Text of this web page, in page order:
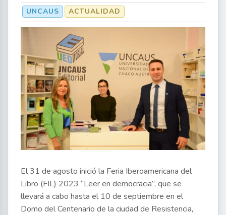
UNCAUS ACTUALIDAD
El 31 de agosto inició la Feria Iberoamericana del
Libro (FIL) 2023 “Leer en democracia”, que se
llevará a cabo hasta el 10 de septiembre en el
Domo del Centenario de la ciudad de Resistencia,